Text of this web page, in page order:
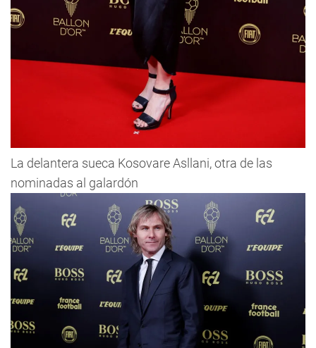
La delantera sueca Kosovare Asllani, otra de las
nominadas al galardón